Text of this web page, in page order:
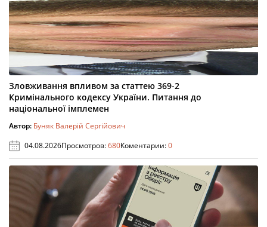
Зловживання впливом за статтею 369-2
Кримінального кодексу України. Питання до
національної імплемен
Автор: Буняк Валерій Сергійович
04.08.2026Просмотров:680Коментарии:0